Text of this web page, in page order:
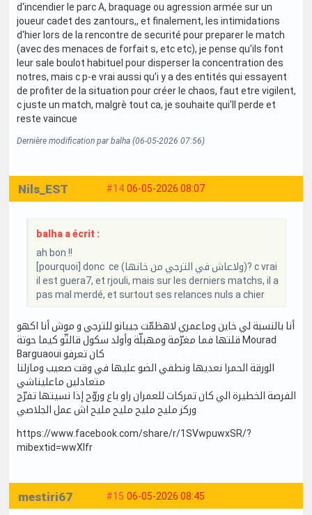
d'incendier le parc A, braquage ou agression armée sur un
joueur cadet des zantours,, et finalement, les intimidations
d'hier lors de la rencontre de securité pour preparer le match
(avec des menaces de forfait s, etc etc), je pense qu'ils font
leur sale boulot habituel pour disperser la concentration des
notres, mais c p-e vrai aussi qu'i y a des entités qui essayent
de profiter de la situation pour créer le chaos, faut etre vigilent,
c juste un match, malgrè tout ca, je souhaite qui'll perde et
reste vaincue
Dernière modification par balha (06-05-2026 07:56)
#14 06-05-2026 08:07
Nils_EST
balha a écrit :
ah bon !!
[pourquoi] donc ce (ولاعاش في الترجي من خانها)? c vrai
il est guera7, et rjouli, mais sur les derniers matchs, il a
pas mal merdé, et surtout ses relances nuls a chier
أنا بالنسبة لي خاين وماعمري لاهظمّت جيبانو للترجي و موش أنا اكهو
قلتها فما مغرّمة ومهبلّة وأولد سكول قالتّو كيما حوتة Mourad
Barguaoui كان تعرفو
الورقة الحمرا نعديها ونطفي الضو عليها في وقت صعيب ومازلنا
متعادلين ماعليناشي
الفرصة الخطيرة الي كان تمركات للعمران راو باع وروّح إذا نسيتها تفرّج
وركز مليح مليح مليح مليح اش عمل الجلاصي
https://www.facebook.com/share/r/1SVwpuwxSR/?
mibextid=wwXIfr
#15 06-05-2026 08:45
mestiri67